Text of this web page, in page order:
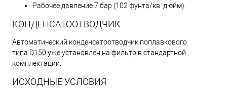
Рабочее давление 7 бар (102 фунта/кв. дюйм).
КОНДЕНСАТООТВОДЧИК
Автоматический конденсатоотводчик поплавкового
типа D150 уже установлен на фильтр в стандартной
комплектации.
ИСХОДНЫЕ УСЛОВИЯ